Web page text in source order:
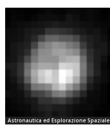
Astronautica ed Esplorazione Spaziale